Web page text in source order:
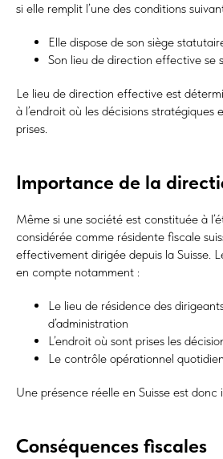
si elle remplit l’une des conditions
Elle dispose de son siège
Son lieu de direction effective se
Le lieu de direction effective est
à l’endroit où les décisions stratégiques
prises.
Importance de la
Même si une société est constituée à
considérée comme résidente fiscale
effectivement dirigée depuis la Suisse.
en compte notamment :
Le lieu de résidence des
d’administration
L’endroit où sont prises les
Le contrôle opérationnel quotidien
Une présence réelle en Suisse est donc
Conséquences fiscales